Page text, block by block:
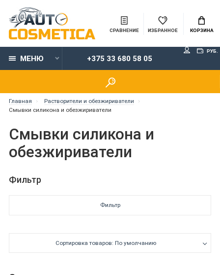
СРАВНЕНИЕ ИЗБРАННОЕ КОРЗИНА
МЕНЮ +375 33 680 58 05
РУБ.
Главная
Растворители и обезжириватели
Смывки силикона и обезжириватели
Смывки силикона и
обезжириватели
Фильтр
Фильтр
Сортировка товаров: По умолчанию